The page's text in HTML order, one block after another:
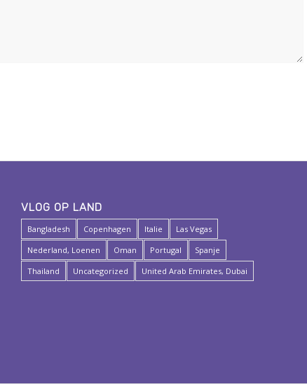
VLOG OP LAND
Bangladesh Copenhagen Italie
Las Vegas
Nederland, Loenen
Oman Portugal
Spanje
Thailand
Uncategorized United Arab Emirates, Dubai